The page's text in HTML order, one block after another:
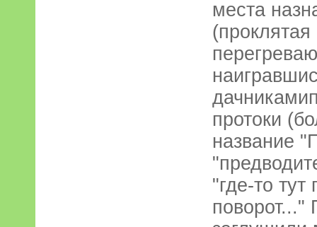
места
протоки
название
"где-то
поворот..."